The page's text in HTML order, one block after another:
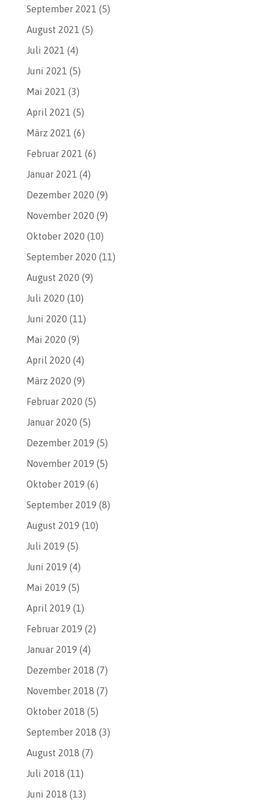
September 2021 (5)
August 2021 (5)
Juli 2021 (4)
Juni 2021 (5)
Mai 2021 (3)
April 2021 (5)
März 2021 (6)
Februar 2021 (6)
Januar 2021 (4)
Dezember 2020 (9)
November 2020 (9)
Oktober 2020 (10)
September 2020 (11)
August 2020 (9)
Juli 2020 (10)
Juni 2020 (11)
Mai 2020 (9)
April 2020 (4)
März 2020 (9)
Februar 2020 (5)
Januar 2020 (5)
Dezember 2019 (5)
November 2019 (5)
Oktober 2019 (6)
September 2019 (8)
August 2019 (10)
Juli 2019 (5)
Juni 2019 (4)
Mai 2019 (5)
April 2019 (1)
Februar 2019 (2)
Januar 2019 (4)
Dezember 2018 (7)
November 2018 (7)
Oktober 2018 (5)
September 2018 (3)
August 2018 (7)
Juli 2018 (11)
Juni 2018 (13)